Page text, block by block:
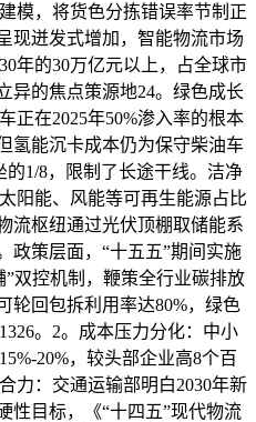
模，将货色分拣错误率节制正
现迸发式增加，智能物流市场
年的30万亿元以上，占全球市
异的焦点策源地24。绿色成长
正在2025年50%渗入率的根本
氢能沉卡成本仍为保守柴油车
1/8，限制了长途干线。洁净
阳能、风能等可再生能源占比
流枢纽通过光伏顶棚取储能系
政策层面，“十五五”期间实施
双控机制，鞭策全行业碳排放
轮回包拆利用率达80%，绿色
。2。成本压力分化：中小
20%，较头部企业高8个百
力：交通运输部明白2030年新
性目标，《“十四五”现代物流